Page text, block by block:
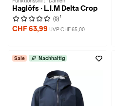
Haglöfs · L.I.M Delta Crop
(0) 1
CHF 63,99 UVP CHF 65,00
Sale Nachhaltig